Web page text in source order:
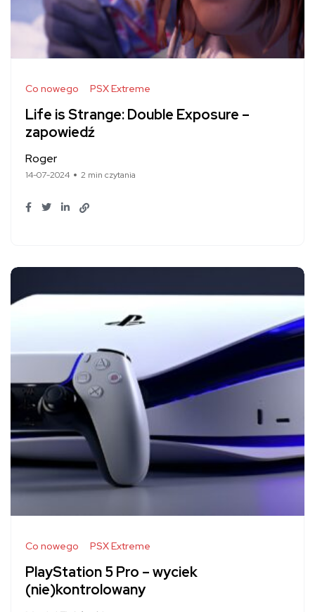
Co nowego PSX Extreme
Life is Strange: Double Exposure –
zapowiedź
Roger
14-07-2024 2 min czytania
Co nowego PSX Extreme
PlayStation 5 Pro – wyciek
(nie)kontrolowany